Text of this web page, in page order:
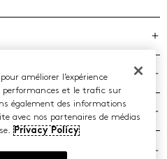
améliorer l’expérience
performances et le trafic sur
également des informations
avec nos partenaires de médias
Privacy Policy